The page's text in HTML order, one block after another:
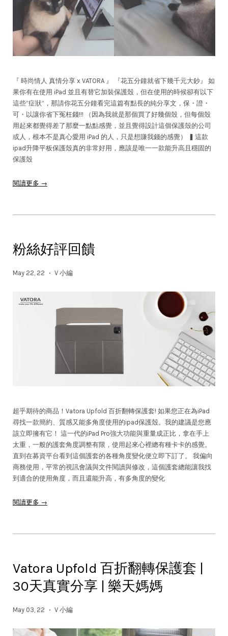
『 時尚情人 真情分享 x VATORA 』 『花五分鐘就省下幾千元大鈔』 如
果你有在使用 iPad 並且有替它加裝保護殼，但在使用的時候卻有以下
這些”症狀”，那請你花五分鐘看完這篇有點長的純分享文，保・證・
可・以讓你省下冤枉錢!!! （因為我就是那個買了好幾個殼，但每個殼
用起來都覺得差了那麼一點點感覺，並且覺得設計這個保護殼的公司
或人，根本不是真心愛用 iPad 的人，只是想賺我錢的感覺） ▍這款
ipad升降平板保護殼真的非常好用，應該是唯一一款能升高且穩固的
保護殼
閱讀更多 →
粉絲好評回饋
May 22, 22 • V 小編
超乎期待的商品！Vatora Upfold 百折翻轉保護套! 如果您正在為iPad
尋找一款簡約、質感又能多角度使用的ipad保護殼。我的建議是您應
該立即擁有它！ 這一代的iPad Pro強大功能與重量成正比，拿在手上
太重，一般的護套角度調整有限，使用起來心裡總有種卡卡的感覺。
直到在募資平台看到這個護套的各種角度變化便立即下訂了。 我偏向
商務使用，平常的視訊會議與文件閱讀與修改，這個護套總能讓我找
到適合的使用角度，而且還能升高，有多角度的變化
閱讀更多 →
Vatora Upfold 百折翻轉保護套 |
30天真實分享 | 樂天媽媽
May 03, 22 • V 小編